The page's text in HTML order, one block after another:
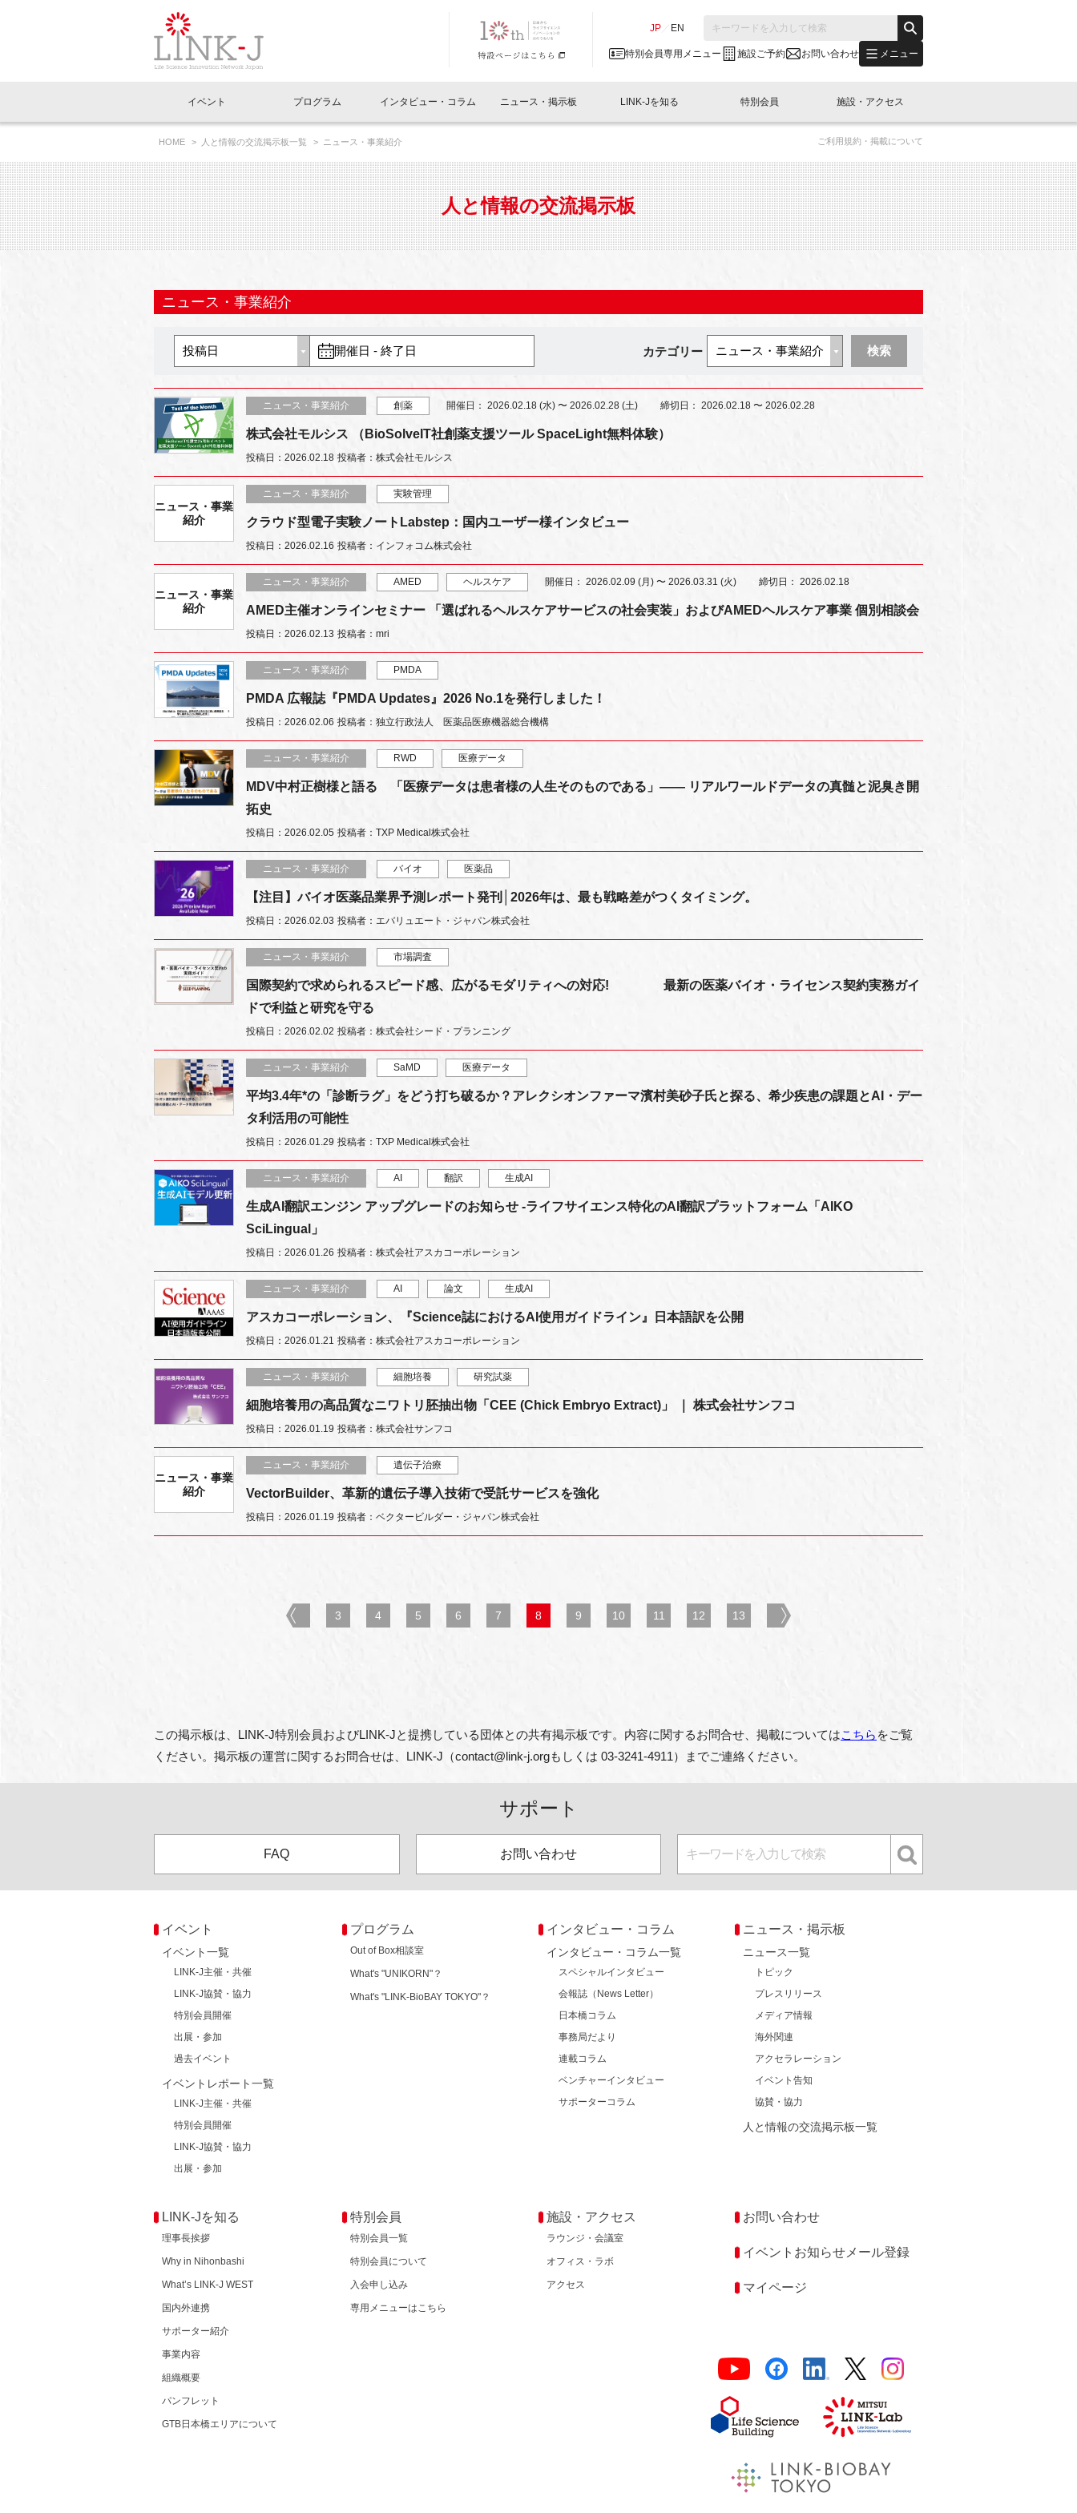
JP EN
特別会員専用メニュー 施設ご予約 お問い合わせ メニュー
イベントお知らせメール登録
閉じる
イベント
イベント一覧
LINK-J主催・共催 特別会員開催
LINK-J協賛・協力 出展・参加
イベントレポート一覧
LINK-J主催・共催 特別会員開催
LINK-J協賛・協力 出展・参加
プログラム
Out of Box相談室 What's "UNIKORN"？ What's "LINK-BioBAY TOKYO"？
インタビュー・コラム
インタビュー・コラム一覧
スペシャルインタビュー ベンチャーインタビュー 会報誌 (News Letter)
連載コラム サポーターコラム 日本橋コラム
ニュース・掲示板
ニュース一覧
トピック プレスリリース
メディア情報 海外関連
協賛・協力
人と情報の交流掲示板一覧
会員プレスリリース ニュース・事業紹介
募集 イベント
LINK-Jを知る
理事長挨拶 Why in Nihonbashi What’s LINK-J WEST
国内外連携 サポーター紹介 事業内容
組織概要 パンフレット GTB日本橋エリアについて
特別会員
特別会員一覧 特別会員について 入会申し込み
専用メニューはこちら
施設・アクセス
ラウンジ・会議室 オフィス・ラボ 施設ご予約
アクセス
HOME 人と情報の交流掲示板一覧 ニュース・事業紹介 ご利用規約・掲載について
人と情報の交流掲示板
ニュース・事業紹介
開催日 - 終了日 カテゴリー 検索
ニュース・事業紹介 創薬 開催日： 2026.02.18 (水) 〜 2026.02.28 (土) 締切日： 2026.02.18 〜 2026.02.28
株式会社モルシス （BioSolveIT社創薬支援ツール SpaceLight無料体験）
投稿日：2026.02.18 投稿者：株式会社モルシス
ニュース・事業紹介 実験管理
ニュース・事業
紹介
クラウド型電子実験ノートLabstep：国内ユーザー様インタビュー
投稿日：2026.02.16 投稿者：インフォコム株式会社
ニュース・事業紹介 AMED ヘルスケア 開催日： 2026.02.09 (月) 〜 2026.03.31 (火) 締切日： 2026.02.18
ニュース・事業
紹介
AMED主催オンラインセミナー 「選ばれるヘルスケアサービスの社会実装」およびAMEDヘルスケア事業 個別相談会
投稿日：2026.02.13 投稿者：mri
ニュース・事業紹介 PMDA
PMDA 広報誌『PMDA Updates』2026 No.1を発行しました！
投稿日：2026.02.06 投稿者：独立行政法人 医薬品医療機器総合機構
ニュース・事業紹介 RWD 医療データ
MDV中村正樹様と語る 「医療データは患者様の人生そのものである」―― リアルワールドデータの真髄と泥臭き開
拓史
投稿日：2026.02.05 投稿者：TXP Medical株式会社
ニュース・事業紹介 バイオ 医薬品
【注目】バイオ医薬品業界予測レポート発刊│2026年は、最も戦略差がつくタイミング。
投稿日：2026.02.03 投稿者：エバリュエート・ジャパン株式会社
ニュース・事業紹介 市場調査
国際契約で求められるスピード感、広がるモダリティへの対応! 最新の医薬バイオ・ライセンス契約実務ガイ
ドで利益と研究を守る
投稿日：2026.02.02 投稿者：株式会社シード・プランニング
ニュース・事業紹介 SaMD 医療データ
平均3.4年*の「診断ラグ」をどう打ち破るか？アレクシオンファーマ濱村美砂子氏と探る、希少疾患の課題とAI・デー
タ利活用の可能性
投稿日：2026.01.29 投稿者：TXP Medical株式会社
ニュース・事業紹介 AI 翻訳 生成AI
生成AI翻訳エンジン アップグレードのお知らせ -ライフサイエンス特化のAI翻訳プラットフォーム「AIKO
SciLingual」
投稿日：2026.01.26 投稿者：株式会社アスカコーポレーション
ニュース・事業紹介 AI 論文 生成AI
アスカコーポレーション、『Science誌におけるAI使用ガイドライン』日本語訳を公開
投稿日：2026.01.21 投稿者：株式会社アスカコーポレーション
ニュース・事業紹介 細胞培養 研究試薬
細胞培養用の高品質なニワトリ胚抽出物「CEE (Chick Embryo Extract)」 ｜ 株式会社サンフコ
投稿日：2026.01.19 投稿者：株式会社サンフコ
ニュース・事業紹介 遺伝子治療
ニュース・事業
紹介
VectorBuilder、革新的遺伝子導入技術で受託サービスを強化
投稿日：2026.01.19 投稿者：ベクタービルダー・ジャパン株式会社
3 4 5 6 7 8 9 10 11 12 13
この掲示板は、LINK-J特別会員およびLINK-Jと提携している団体との共有掲示板です。内容に関するお問合せ、掲載についてはこちら をご覧
ください。掲示板の運営に関するお問合せは、LINK-J（contact@link-j.orgもしくは 03-3241-4911）までご連絡ください。
サポート
FAQ お問い合わせ
イベント
イベント一覧
LINK-J主催・共催
LINK-J協賛・協力
特別会員開催
出展・参加
過去イベント
イベントレポート一覧
LINK-J主催・共催
特別会員開催
LINK-J協賛・協力
出展・参加
プログラム
Out of Box相談室
What's "UNIKORN"？
What's "LINK-BioBAY TOKYO"？
インタビュー・コラム
インタビュー・コラム一覧
スペシャルインタビュー
会報誌（News Letter）
日本橋コラム
事務局だより
連載コラム
ベンチャーインタビュー
サポーターコラム
ニュース・掲示板
ニュース一覧
トピック
プレスリリース
メディア情報
海外関連
アクセラレーション
イベント告知
協賛・協力
人と情報の交流掲示板一覧
LINK-Jを知る
理事長挨拶
Why in Nihonbashi
What’s LINK-J WEST
国内外連携
サポーター紹介
事業内容
組織概要
パンフレット
GTB日本橋エリアについて
特別会員
特別会員一覧
特別会員について
入会申し込み
専用メニューはこちら
施設・アクセス
ラウンジ・会議室
オフィス・ラボ
アクセス
お問い合わせ
イベントお知らせメール登録
マイページ